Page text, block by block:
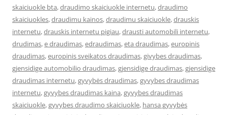
skaiciuokle bta,draudimo skaiciuokle internetu,draudimo
skaiciuokles,draudimu kainos,draudimu skaiciuokle,drauskis
internetu,drauskis internetu pigiau,drausti automobili internetu,
drudimas,e draudimas,edraudimas,eta draudimas,europinis
draudimas,europinis sveikatos draudimas,givybes draudimas,
gjensidige automobilio draudimas,gjensidige draudimas,gjensidige
draudimas internetu,gyvybės draudimas,gyvybes draudimas
internetu,gyvybes draudimas kaina,gyvybes draudimas
skaiciuokle,gyvybes draudimo skaiciuokle, hansa gyvybės